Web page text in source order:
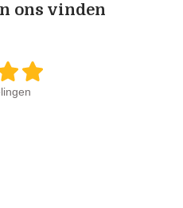
ons vinden